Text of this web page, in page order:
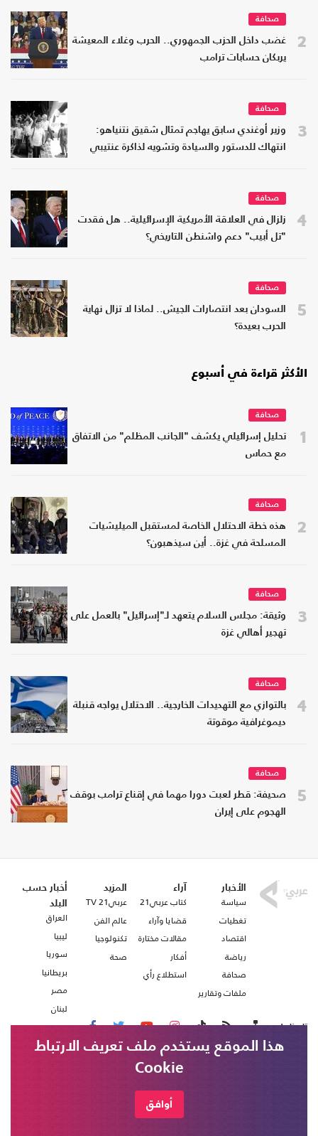
2
صحافة
غضب داخل الحزب الجمهوري.. الحرب وغلاء المعيشة
يربكان حسابات ترامب
3
صحافة
وزير أوغندي سابق يهاجم تمثال شقيق نتنياهو:
انتهاك للدستور والسيادة وتشويه لذاكرة عنتيبي
4
صحافة
زلزال في العلاقة الأمريكية الإسرائيلية.. هل فقدت
"تل أبيب" دعم واشنطن التاريخي؟
5
صحافة
السودان بعد انتصارات الجيش.. لماذا لا تزال نهاية
الحرب بعيدة؟
الأكثر قراءة في أسبوع
1
صحافة
تحليل إسرائيلي يكشف "الجانب المظلم" من الاتفاق
مع حماس
2
صحافة
هذه خطة الاحتلال الخاصة لمستقبل الميليشيات
المسلحة في غزة.. أين سيذهبون؟
3
صحافة
وثيقة: مجلس السلام يتعهد لـ"إسرائيل" بالعمل على
تهجير أهالي غزة
4
صحافة
بالتوازي مع التهديدات الخارجية.. الاحتلال يواجه قنبلة
ديموغرافية موقوتة
5
صحافة
صحيفة: قطر لعبت دورا مهما في إقناع ترامب بوقف
الهجوم على إيران
الأخبار
سياسة
تغطيات
اقتصاد
رياضة
صحافة
ملفات وتقارير
آراء
كتاب عربي21
قضايا وآراء
مقالات مختارة
أفكار
استطلاع رأي
المزيد
عربي21 TV
عالم الفن
تكنولوجيا
صحة
أخبار حسب
البلد
العراق
ليبيا
سوريا
بريطانيا
مصر
لبنان
تابعنا على
هذا الموقع يستخدم ملف تعريف الارتباط
Cookie
أوافق